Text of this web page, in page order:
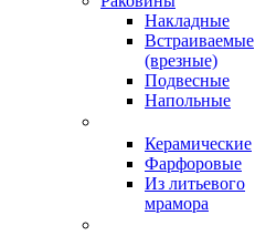
Накладные
Встраиваемые
(врезные)
Подвесные
Напольные
Керамические
Фарфоровые
Из литьевого
мрамора